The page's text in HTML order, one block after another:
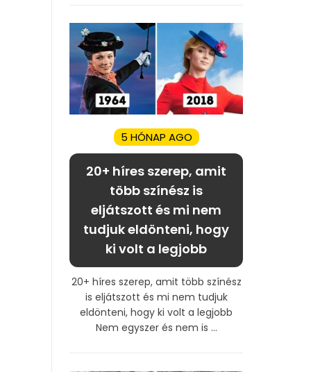
5 HÓNAP AGO
20+ híres szerep, amit
több színész is
eljátszott és mi nem
tudjuk eldönteni, hogy
ki volt a legjobb
20+ híres szerep, amit több színész
is eljátszott és mi nem tudjuk
eldönteni, hogy ki volt a legjobb
Nem egyszer és nem is ...